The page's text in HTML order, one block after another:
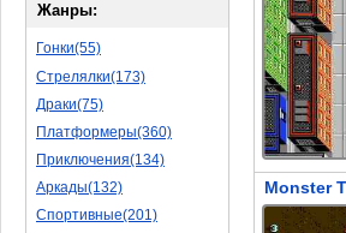
Жанры:
Гонки(55)
Стрелялки(173)
Драки(75)
Платформеры(360)
Приключения(134)
Аркады(132)
Спортивные(201)